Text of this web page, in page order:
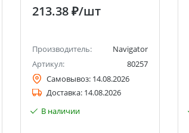
213.38 ₽/шт
Производитель:
Navigator
Артикул:
80257
Самовывоз: 14.08.2026
Доставка: 14.08.2026
В наличии